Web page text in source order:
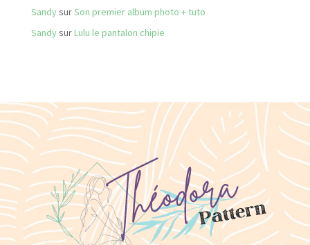
SandysurSon premier album photo + tuto
SandysurLulu le pantalon chipie